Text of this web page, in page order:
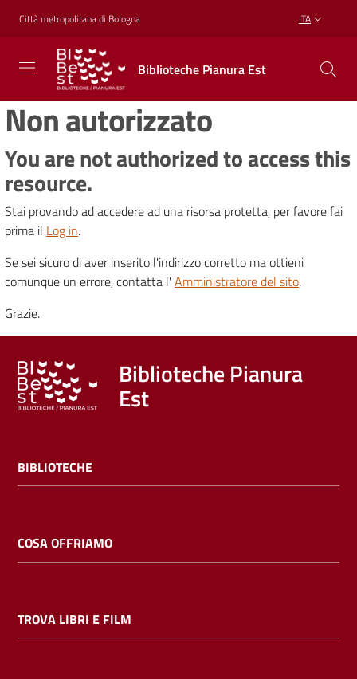
Vai al contenuto
Vai alla navigazione
Vai al footer
Città metropolitana di Bologna ITA
Biblioteche Pianura Est
Biblioteche
Pianura
Est
CONOSCERE,
CREARE,
Biblioteche
Cosa
offriamo
Trova
libri
e
film
Calendario
Non autorizzato
You are not authorized to access this
resource.
Stai provando ad accedere ad una risorsa protetta, per favore fai
prima il Log in.
Se sei sicuro di aver inserito l'indirizzo corretto ma ottieni
comunque un errore, contatta l' Amministratore del sito.
Grazie.
Biblioteche Pianura
Est
BIBLIOTECHE
COSA OFFRIAMO
TROVA LIBRI E FILM